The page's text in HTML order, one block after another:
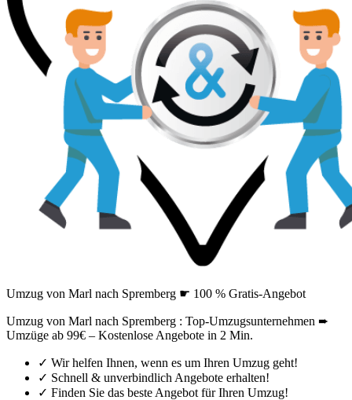
Umzug von Marl nach Spremberg ☛ 100 % Gratis-Angebot
Umzug von Marl nach Spremberg : Top-Umzugsunternehmen ➨
Umzüge ab 99€ – Kostenlose Angebote in 2 Min.
✓ Wir helfen Ihnen, wenn es um Ihren Umzug geht!
✓ Schnell & unverbindlich Angebote erhalten!
✓ Finden Sie das beste Angebot für Ihren Umzug!